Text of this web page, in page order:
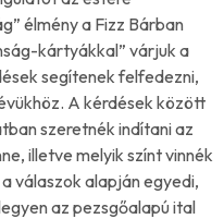
élmény a Fizz Bárban
kártyákkal” várjuk a
segítenek felfedezni,
A kérdések között
szeretnék indítani az
illetve melyik színt vinnék
válaszok alapján egyedi,
az pezsgőalapú ital